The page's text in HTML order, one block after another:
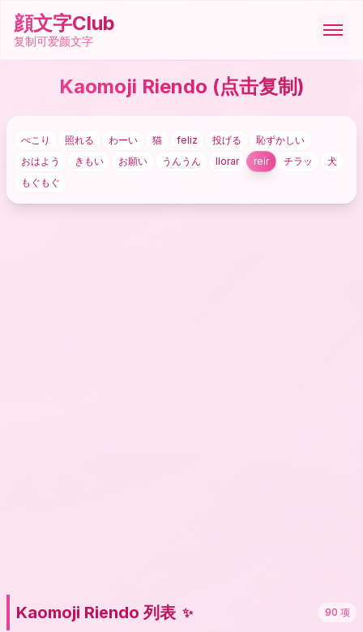
顔文字Club
复制可爱颜文字
顔文字
絵文字
Kaomoji Riendo (点击复制)
ぺこり 照れる わーい 猫 feliz 投げる
恥ずかしい
おはよう
きもい お願い うんうん llorar reír チラッ
犬
もぐもぐ
Kaomoji Riendo 列表 ✨ 90 项